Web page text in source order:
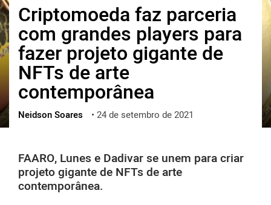
中文
русский
한국어
العربية
ไทย
ქართული
Criptomoeda faz parceria
com grandes players para
fazer projeto gigante de
NFTs de arte
contemporânea
Neidson Soares • 24 de setembro de 2021
FAARO, Lunes e Dadivar se unem para criar
projeto gigante de NFTs de arte
contemporânea.